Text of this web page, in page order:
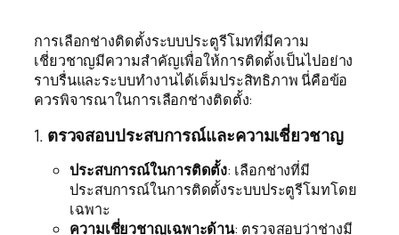
การเลือกช่างติดตั้งระบบประตูรีโมทที่มีความ
เชี่ยวชาญมีความสำคัญเพื่อให้การติดตั้งเป็นไปอย่าง
ราบรื่นและระบบทำงานได้เต็มประสิทธิภาพ นี่คือข้อ
ควรพิจารณาในการเลือกช่างติดตั้ง:
1. ตรวจสอบประสบการณ์และความเชี่ยวชาญ
ประสบการณ์ในการติดตั้ง: เลือกช่างที่มี
ประสบการณ์ในการติดตั้งระบบประตูรีโมทโดย
เฉพาะ
ความเชี่ยวชาญเฉพาะด้าน: ตรวจสอบว่าช่างมี